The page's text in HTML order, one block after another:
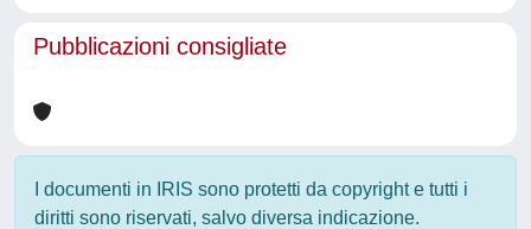
Pubblicazioni consigliate
I documenti in IRIS sono protetti da copyright e tutti i
diritti sono riservati, salvo diversa indicazione.